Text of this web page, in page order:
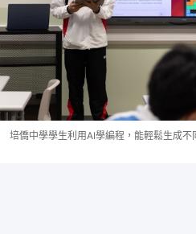
培僑中學學生利用AI學編程，能輕鬆生成不